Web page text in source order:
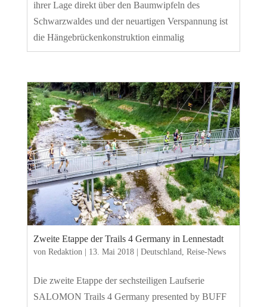
ihrer Lage direkt über den Baumwipfeln des
Schwarzwaldes und der neuartigen Verspannung ist
die Hängebrückenkonstruktion einmalig
Zweite Etappe der Trails 4 Germany in Lennestadt
von Redaktion| 13. Mai 2018| Deutschland, Reise-News
Die zweite Etappe der sechsteiligen Laufserie
SALOMON Trails 4 Germany presented by BUFF